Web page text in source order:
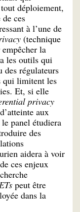
déploiement,
ces
à l’une de
(technique
la
les outils qui
des régulateurs
qui limitent les
Et, si elle
privacy
aux
panel étudiera
des
aidera à voir
ces enjeux
peut être
dans la